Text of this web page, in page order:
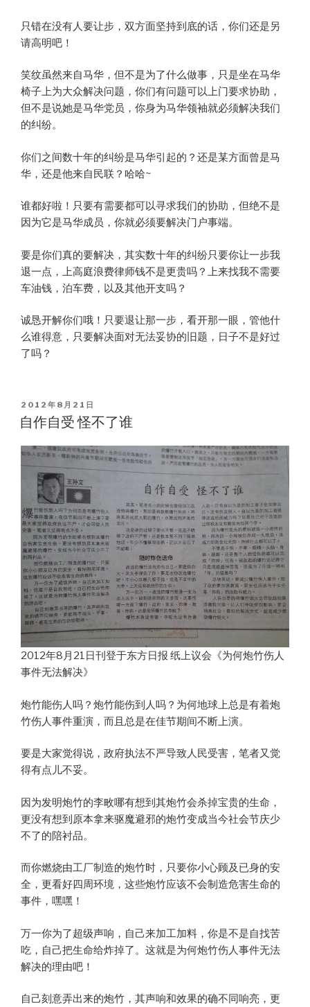
只错在没有人要让步，双方面坚持到底的话，你们还是另
请高明吧！
笑纹虽然来自马华，但不是为了什么做事，只是坐在马华
椅子上为大众解决问题，你们有问题可以上门要求协助，
但不是说她是马华党员，你身为马华领袖就必须解决我们
的纠纷。
你们之间数十年的纠纷是马华引起的？还是某方面曾是马
华，还是他来自民联？哈哈~
谁都好啦！只要有需要都可以寻求我们的协助，但绝不是
因为它是马华成员，你就必须要解决门户事端。
要是你们真的要解决，其实数十年的纠纷只要你让一步我
退一点，上高庭浪费律师钱不是更贵吗？上来找我不需要
车油钱，泊车费，以及其他开支吗？
诚恳开解你们哦！只要退让那一步，看开那一眼，管他什
么谁得意，只要解决面对无法妥协的旧题，日子不是好过
了吗？
POSTED
ON
2012年8月21日
自作自受 怪不了谁
2012年8月21日刊登于东方日报 纸上议会《为何炮竹伤人
事件无法解决》
炮竹能伤人吗？炮竹能伤到人吗？为何地球上总是有着炮
竹伤人事件重演，而且总是在佳节期间不断上演。
要是大家觉得说，政府执法不严导致人民受害，笔者又觉
得有点儿不妥。
因为发明炮竹的李畋哪有想到其炮竹会杀掉宝贵的生命，
更没有想到原本拿来驱魔避邪的炮竹变成当今社会节庆少
不了的陪衬品。
而你燃烧由工厂制造的炮竹时，只要你小心顾及已身的安
全，更看好四周环境，这些炮竹应该不会制造危害生命的
事件，嘿嘿！
万一你为了超级声响，自己来加工加料，你是不是自找苦
吃，自己把生命给炸掉了。这就是为何炮竹伤人事件无法
解决的理由吧！
自己刻意弄出来的炮竹，其声响和效果的确不同响亮，更